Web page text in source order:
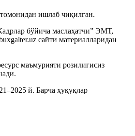
ишлаб чиқилган.
бўйича маслаҳатчи” ЭМТ,
сайти материалларидан
маъмурияти розилигисиз
й. Барча ҳуқуқлар